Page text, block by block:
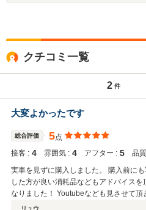
クチコミ一覧
2 件
大変よかったです
総合評価 5点
接客 : 4 雰囲気 : 4 アフター : 5 品
実車を見ずに購入しました。 購入前に
した方が良い消耗品などもアドバイス
なりました！ Youtubeなども見させて
姿勢に安心しました。 購入後の不具合
リュウ